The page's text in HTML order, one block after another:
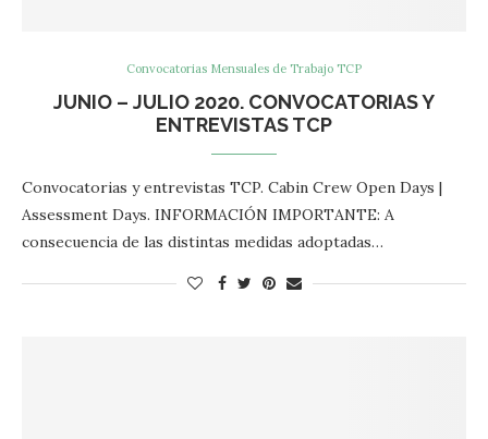
Convocatorias Mensuales de Trabajo TCP
JUNIO – JULIO 2020. CONVOCATORIAS Y
ENTREVISTAS TCP
Convocatorias y entrevistas TCP. Cabin Crew Open Days |
Assessment Days. INFORMACIÓN IMPORTANTE: A
consecuencia de las distintas medidas adoptadas…